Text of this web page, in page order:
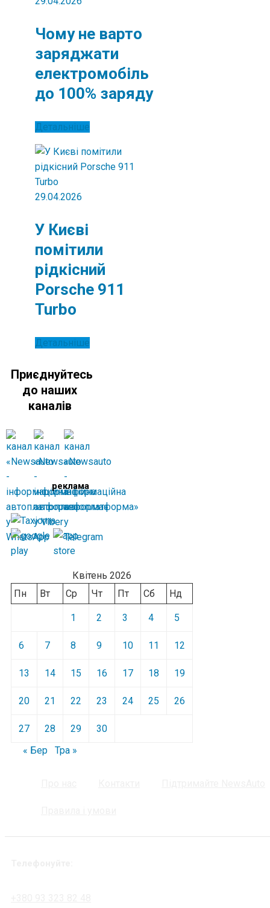
Чому не варто
заряджати
електромобіль
до 100% заряду
Детальніше
29.04.2026
У Києві
помітили
рідкісний
Porsche 911
Turbo
Детальніше
Приєднуйтесь
до наших
каналів
реклама
Квітень 2026
Пн
Вт Ср Чт Пт Сб Нд
1 2 3 4 5
6 7 8 9 10 11 12
13 14 15 16 17 18 19
20 21 22 23 24 25 26
27 28 29
30
« Бер
Тра »